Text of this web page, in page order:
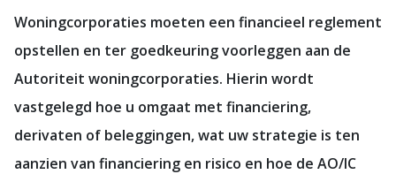
Woningcorporaties moeten een financieel reglement
opstellen en ter goedkeuring voorleggen aan de
Autoriteit woningcorporaties. Hierin wordt
vastgelegd hoe u omgaat met financiering,
derivaten of beleggingen, wat uw strategie is ten
aanzien van financiering en risico en hoe de AO/IC